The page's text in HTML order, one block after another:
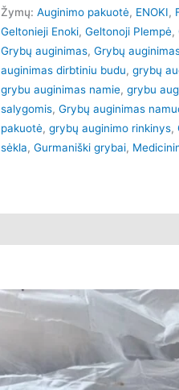
Žymų:Auginimo pakuotė, ENOKI,
Geltonieji Enoki,Geltonoji Plempė,
Grybų auginimas,Grybų
auginimas dirbtiniu budu,grybų
grybu auginimas namie,grybu
salygomis,Grybų auginimas
pakuotė,grybų auginimo rinkinys,
sėkla,Gurmaniški grybai,